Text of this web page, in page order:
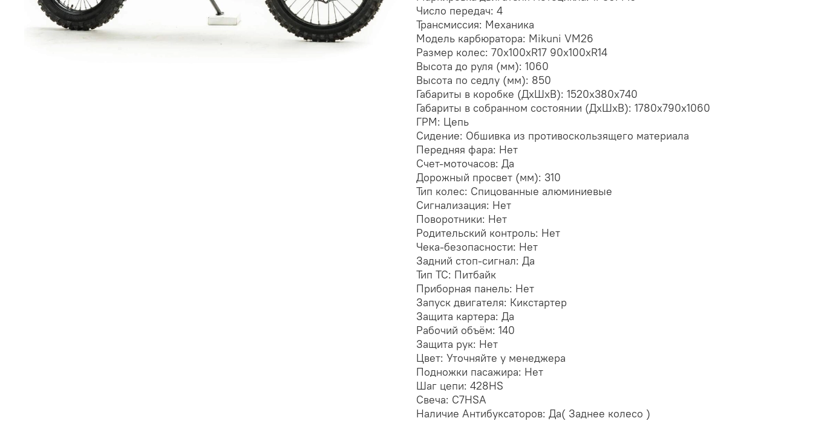
Число передач: 4
Трансмиссия: Механика
Модель карбюратора: Mikuni VM26
Размер колес: 70х100хR17 90х100хR14
Высота до руля (мм): 1060
Высота по седлу (мм): 850
Габариты в коробке (ДхШхВ): 1520х380х740
Габариты в собранном состоянии (ДхШхВ): 1780х790х1060
ГРМ: Цепь
Сидение: Обшивка из противоскользящего материала
Передняя фара: Нет
Счет-моточасов: Да
Дорожный просвет (мм): 310
Тип колес: Спицованные алюминиевые
Сигнализация: Нет
Поворотники: Нет
Родительский контроль: Нет
Чека-безопасности: Нет
Задний стоп-сигнал: Да
Тип ТС: Питбайк
Приборная панель: Нет
Запуск двигателя: Кикстартер
Защита картера: Да
Рабочий объём: 140
Защита рук: Нет
Цвет: Уточняйте у менеджера
Подножки пасажира: Нет
Шаг цепи: 428HS
Свеча: C7HSA
Наличие Антибуксаторов: Да( Заднее колесо )